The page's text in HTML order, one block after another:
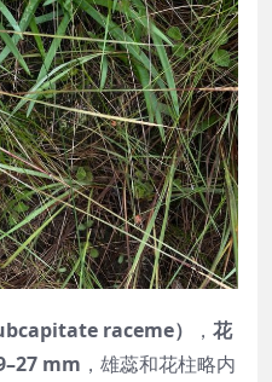
raceme） ， 花
mm ，雄蕊和花柱略内